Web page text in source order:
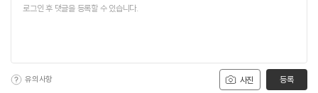
사진
유의사항 등록